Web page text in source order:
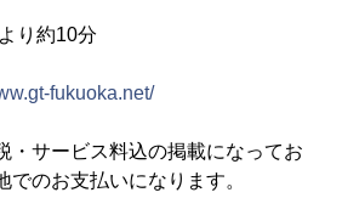
10分
fukuoka.net/
・サービス料込の掲載になってお
でのお支払いになります。